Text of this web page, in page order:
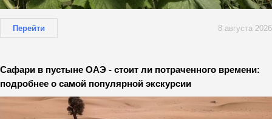
Перейти 8 августа 2026
Сафари в пустыне ОАЭ - стоит ли потраченного времени:
подробнее о самой популярной экскурсии